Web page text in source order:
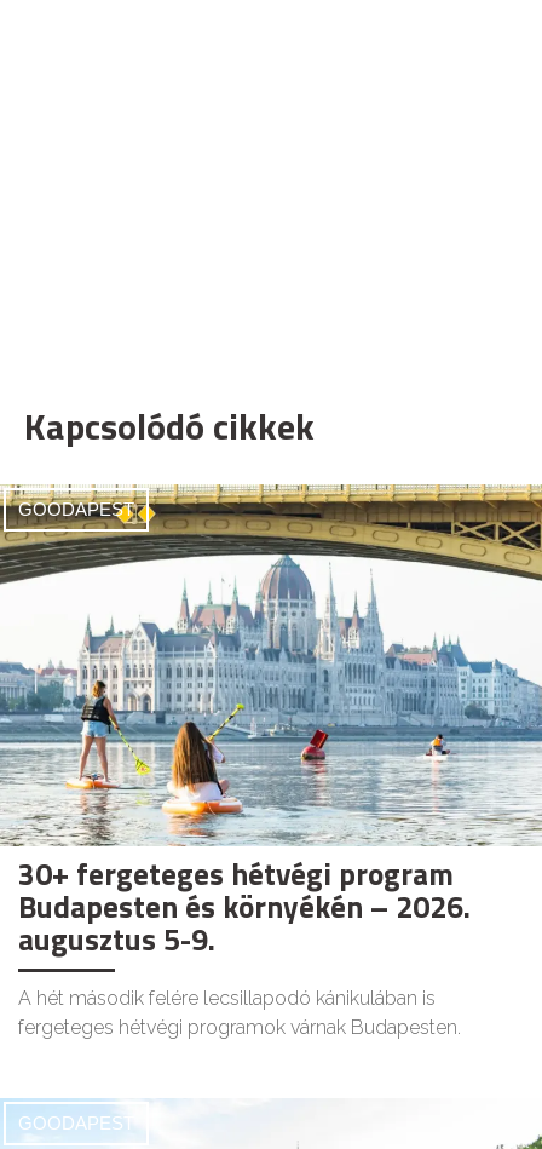
Kapcsolódó cikkek
GOODAPEST
30+ fergeteges hétvégi program
Budapesten és környékén – 2026.
augusztus 5-9.
A hét második felére lecsillapodó kánikulában is
fergeteges hétvégi programok várnak Budapesten.
GOODAPEST